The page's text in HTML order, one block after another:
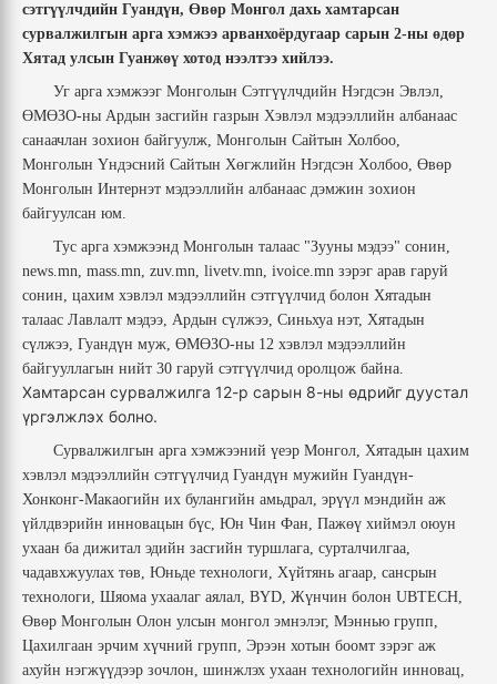
сэтгүүлчдийн Гуандүн, Өвөр Монгол дахь хамтарсан
сурвалжилгын арга хэмжээ арванхоёрдугаар сарын 2-ны өдөр
Хятад улсын Гуанжөү хотод нээлтээ хийлээ.
Уг арга хэмжээг Монголын Сэтгүүлчдийн Нэгдсэн Эвлэл,
ӨМӨЗО-ны Ардын засгийн газрын Хэвлэл мэдээллийн албанаас
санаачлан зохион байгуулж, Монголын Сайтын Холбоо,
Монголын Үндэсний Сайтын Хөгжлийн Нэгдсэн Холбоо, Өвөр
Монголын Интернэт мэдээллийн албанаас дэмжин зохион
байгуулсан юм.
Тус арга хэмжээнд Монголын талаас "Зууны мэдээ" сонин,
news.mn, mass.mn, zuv.mn, livetv.mn, ivoice.mn зэрэг арав гаруй
сонин, цахим хэвлэл мэдээллийн сэтгүүлчид болон Хятадын
талаас Лавлалт мэдээ, Ардын сүлжээ, Синьхуа нэт, Хятадын
сүлжээ, Гуандүн муж, ӨМӨЗО-ны 12 хэвлэл мэдээллийн
байгууллагын нийт 30 гаруй сэтгүүлчид оролцож байна.
Хамтарсан сурвалжилга 12-р сарын 8-ны өдрийг дуустал
үргэлжлэх болно.
Сурвалжилгын арга хэмжээний үеэр Монгол, Хятадын цахим
хэвлэл мэдээллийн сэтгүүлчид Гуандүн мужийн Гуандүн-
Хонконг-Макаогийн их булангийн амьдрал, эрүүл мэндийн аж
үйлдвэрийн инновацын бүс, Юн Чин Фан, Пажөү хиймэл оюун
ухаан ба дижитал эдийн засгийн туршлага, сурталчилгаа,
чадавхжуулах төв, Юньде технологи, Хүйтянь агаар, сансрын
технологи, Шяома ухаалаг аялал, BYD, Жүнчин болон UBTECH,
Өвөр Монголын Олон улсын монгол эмнэлэг, Мэннью групп,
Цахилгаан эрчим хүчний групп, Эрээн хотын боомт зэрэг аж
ахуйн нэгжүүдээр зочлон, шинжлэх ухаан технологийн инновац,